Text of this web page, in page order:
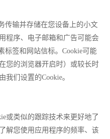
传输并存储在您设备上的小文
程序、电子邮箱和广告可能会
标签和网站信标。Cookie可能
您的浏览器开启时）或较长时
我们设置的Cookie。
或类似的跟踪技术来更好地了
解您使用应用程序的频率、该